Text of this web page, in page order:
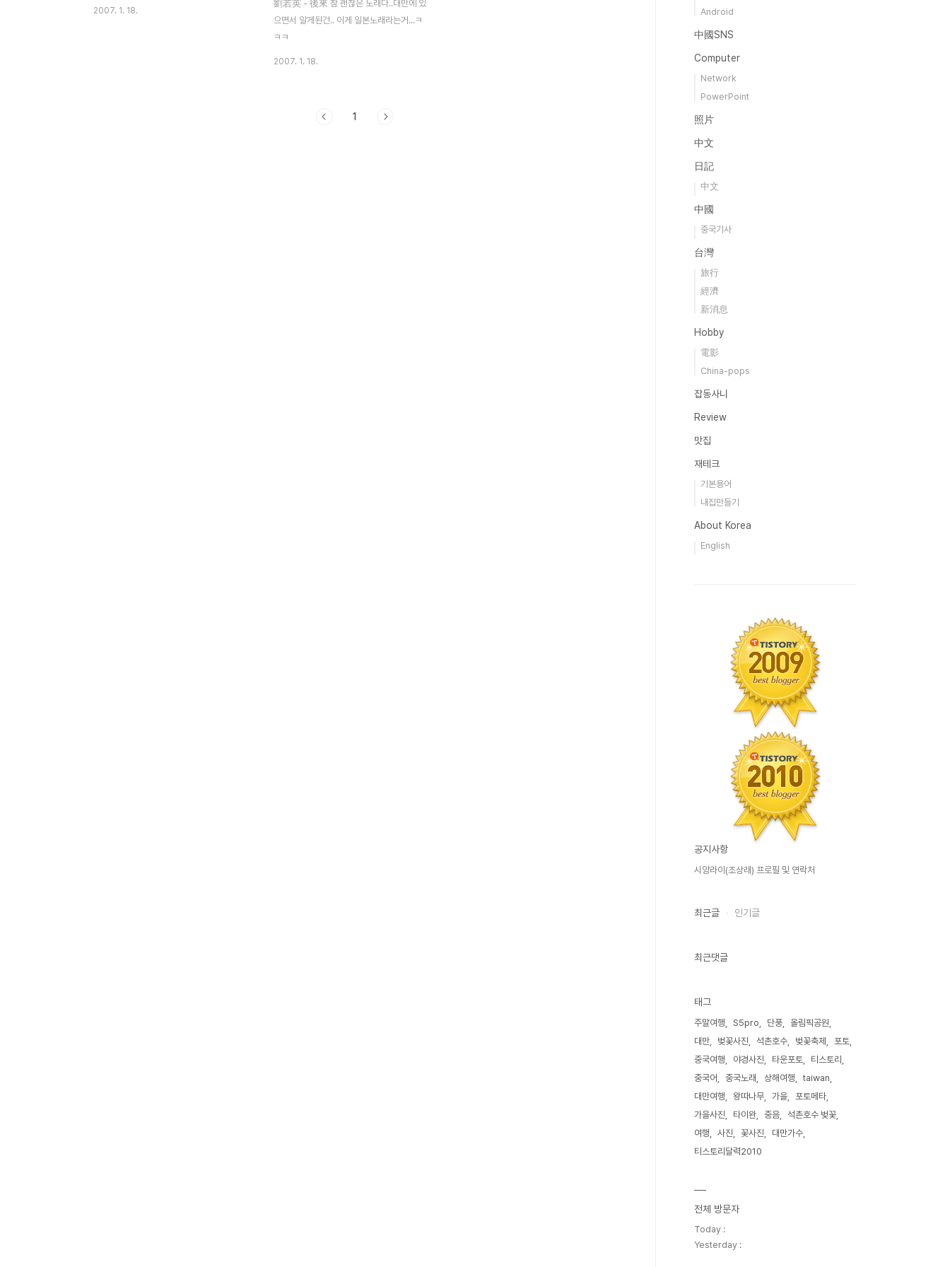
2007. 1. 18.
劉若英 - 後來 참 괜찮은 노래다..대만에 있
으면서 알게된건.. 이게 일본노래라는거...ㅋ
ㅋㅋ
2007. 1. 18.
1
Android
中國SNS
Computer
Network
PowerPoint
照片
中文
日記
中文
中國
중국기사
台灣
旅行
經濟
新消息
Hobby
電影
China-pops
잡동사니
Review
맛집
재테크
기본용어
내집만들기
About Korea
English
공지사항
시앙라이(조상래) 프로필 및 연락처
최근글 인기글
최근댓글
태그
주말여행 S5pro 단풍
올림픽공원
대만
벚꽃사진 석촌호수 벚꽃축제
포토
중국여행
야경사진 타운포토
티스토리
중국어
중국노래 상해여행
taiwan
대만여행
왕따나무 가을
포토메타
가을사진
타이완 중음
석촌호수 벚꽃
여행
사진 꽃사진
대만가수
티스토리달력2010
전체 방문자
Today :
Yesterday :